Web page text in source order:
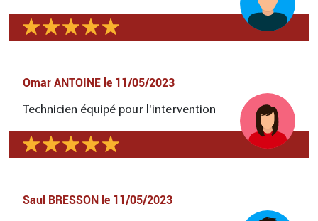
Omar ANTOINE le 11/05/2023
Technicien équipé pour l'intervention
Saul BRESSON le 11/05/2023